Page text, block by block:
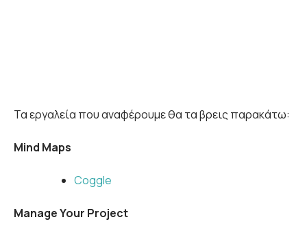
Τα εργαλεία που αναφέρουμε θα τα βρεις παρακάτω:
Mind Maps
Coggle
Manage Your Project